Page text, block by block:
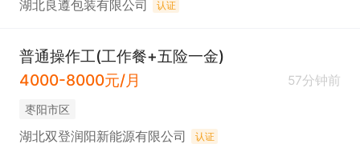
湖北良遵包装有限公司 认证
普通操作工(工作餐+五险一金)
4000-8000元/月
57分钟前
枣阳市区
湖北双登润阳新能源有限公司 认证